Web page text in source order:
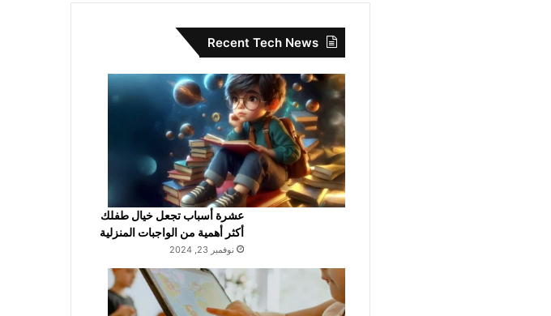
Recent Tech News
عشرة أسباب تجعل خيال طفلك
أكثر أهمية من الواجبات المنزلية
نوفمبر 23, 2024